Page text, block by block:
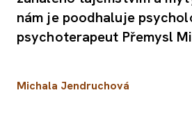
nám je poodhaluje
psychoterapeut Přemysl
Michala Jendruchová